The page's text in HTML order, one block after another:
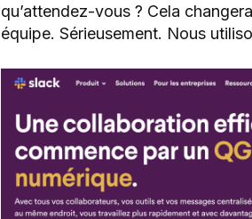
qu’attendez-vous ? Cela
équipe. Sérieusement. Nous